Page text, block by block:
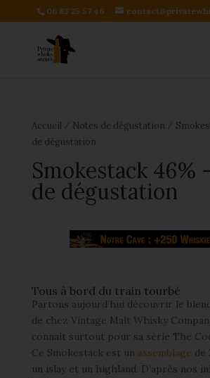
06 83 25 57 46
Accueil Notes de dégustation
de dégustation
Smokestack 46%
de dégustation
Tous à bord du train tourbé
Partons aujourd’hui découvrir le
de chez Vintage Malt Whisky
connait surtout pour sa série The
Ce Smokestack est un assemblage de
un islay et un highland. D’après nos